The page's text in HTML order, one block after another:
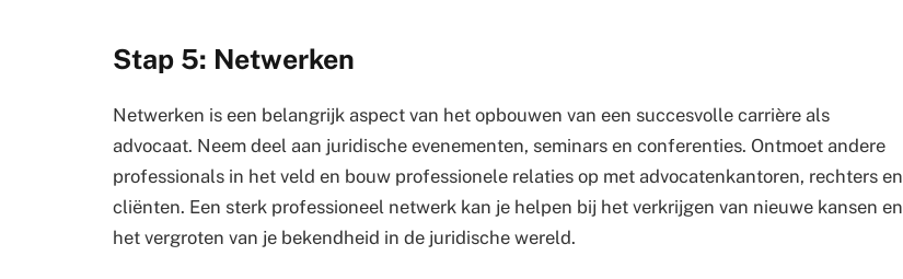
Stap 5: Netwerken
Netwerken is een belangrijk aspect van het opbouwen van een succesvolle carrière als
advocaat. Neem deel aan juridische evenementen, seminars en conferenties. Ontmoet andere
professionals in het veld en bouw professionele relaties op met advocatenkantoren, rechters en
cliënten. Een sterk professioneel netwerk kan je helpen bij het verkrijgen van nieuwe kansen en
het vergroten van je bekendheid in de juridische wereld.